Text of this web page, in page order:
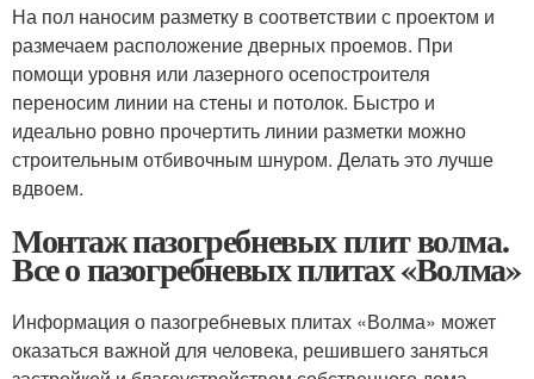
На пол наносим разметку в соответствии с проектом и
размечаем расположение дверных проемов. При
помощи уровня или лазерного осепостроителя
переносим линии на стены и потолок. Быстро и
идеально ровно прочертить линии разметки можно
строительным отбивочным шнуром. Делать это лучше
вдвоем.
Монтаж пазогребневых плит волма.
Все о пазогребневых плитах «Волма»
Информация о пазогребневых плитах «Волма» может
оказаться важной для человека, решившего заняться